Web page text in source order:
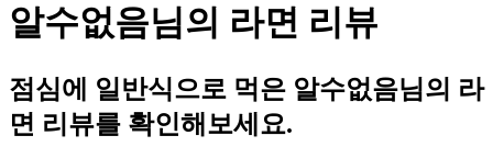
알수없음님의 라면 리뷰
점심에 일반식으로 먹은 알수없음님의 라
면 리뷰를 확인해보세요.